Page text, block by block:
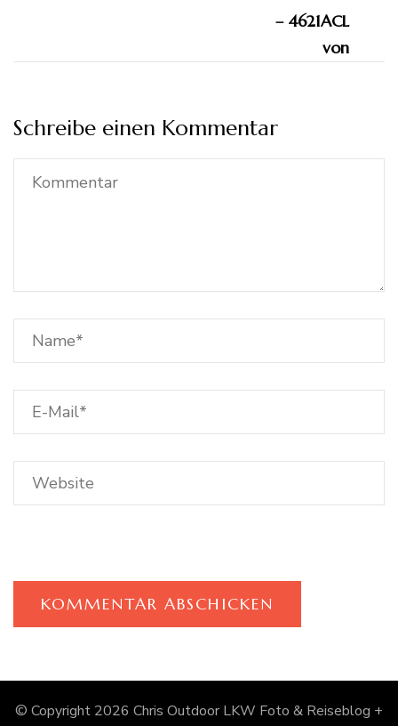
Schreibe einen Kommentar
© Copyright 2026 Chris Outdoor LKW Foto & Reiseblog +